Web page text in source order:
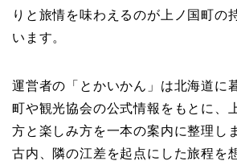
りと旅情を味わえるのが上ノ国町の
います。
運営者の「とかいかん」は北海道に
町や観光協会の公式情報をもとに、
方と楽しみ方を一本の案内に整理し
古内、隣の江差を起点にした旅程を